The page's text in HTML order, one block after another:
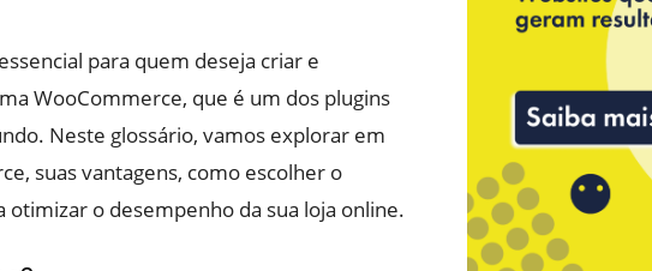
para quem deseja criar e
WooCommerce, que é um dos plugins
Neste glossário, vamos explorar em
suas vantagens, como escolher o
o desempenho da sua loja online.